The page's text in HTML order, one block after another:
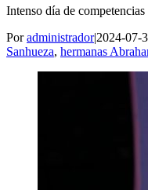
Intenso día de
Poradministrador|2024-07-
Sanhueza, hermanas